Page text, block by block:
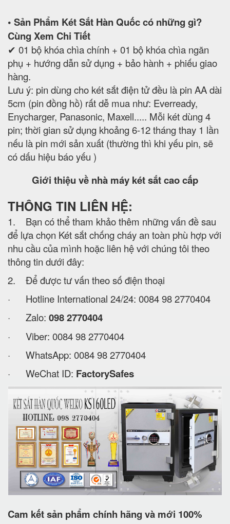
• Sản Phẩm Két Sắt Hàn Quốc có những gì?
Cùng Xem Chi Tiết
✔ 01 bộ khóa chìa chính + 01 bộ khóa chìa ngăn
phụ + hướng dẫn sử dụng + bảo hành + phiếu giao
hàng.
Lưu ý: pin dùng cho két sắt điện tử đều là pin AA dài
5cm (pin đồng hồ) rất dễ mua như: Everready,
Enycharger, Panasonic, Maxell..... Mỗi két dùng 4
pin; thời gian sử dụng khoảng 6-12 tháng thay 1 lần
nếu là pin mới sản xuất (thường thì khi yếu pin, sẽ
có dấu hiệu báo yếu )
Giới thiệu về nhà máy két sắt cao cấp
THÔNG TIN LIÊN HỆ:
1. Bạn có thể tham khảo thêm những vấn đề sau
để lựa chọn Két sắt chống cháy an toàn phù hợp với
nhu cầu của mình hoặc liên hệ với chúng tôi theo
thông tin dưới đây:
2. Để được tư vấn theo số điện thoại
· Hotline International 24/24: 0084 98 2770404
· Zalo: 098 2770404
· Viber: 0084 98 2770404
· WhatsApp: 0084 98 2770404
· WeChat ID: FactorySafes
Cam kếtsản phẩm chính hãng và mới 100%